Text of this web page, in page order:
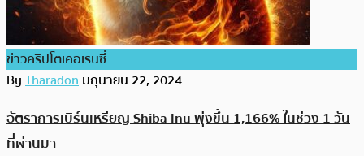
ข่าวคริปโตเคอเรนซี่
ByTharadonมิถุนายน 22, 2024
อัตราการเบิร์นเหรียญ Shiba Inu พุ่งขึ้น 1,166% ในช่วง 1 วัน
ที่ผ่านมา